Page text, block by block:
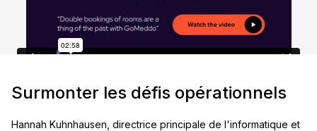
Surmonter les défis opérationnels
Hannah Kuhnhausen, directrice principale de l'informatique et